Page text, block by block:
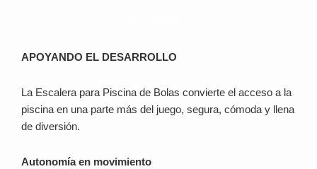
APOYANDO EL DESARROLLO
La Escalera para Piscina de Bolas convierte el acceso a la
piscina en una parte más del juego, segura, cómoda y llena
de diversión.
Autonomía en movimiento